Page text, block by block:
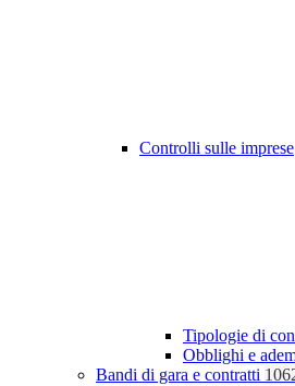
Controlli sulle imprese
Tipologie di
Obblighi e
Bandi di gara e contratti